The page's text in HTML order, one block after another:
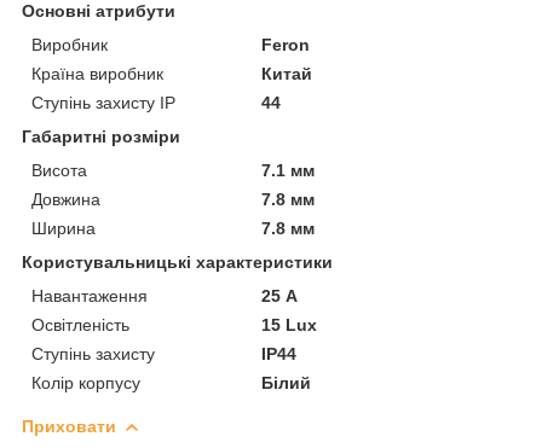
Основні атрибути
Виробник
Feron
Країна виробник
Китай
Ступінь захисту IP
44
Габаритні розміри
Висота
7.1 мм
Довжина
7.8 мм
Ширина
7.8 мм
Користувальницькі характеристики
Навантаження
25 А
Освітленість
15 Lux
Ступінь захисту
IP44
Колір корпусу
Білий
Приховати